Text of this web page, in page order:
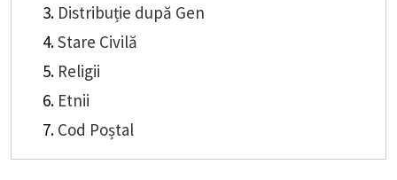
Distribuție după Gen
Stare Civilă
Religii
Etnii
Cod Poștal